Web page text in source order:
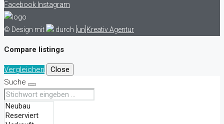
Facebook Instagram
© Design mit durch [un]Kreativ Agentur
Compare listings
Vergleichen
Close
Suche